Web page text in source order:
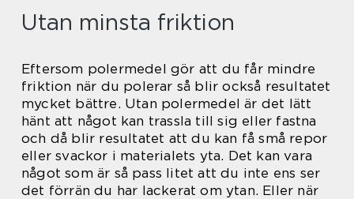
Utan minsta friktion
Eftersom polermedel gör att du får mindre
friktion när du polerar så blir också resultatet
mycket bättre. Utan polermedel är det lätt
hänt att något kan trassla till sig eller fastna
och då blir resultatet att du kan få små repor
eller svackor i materialets yta. Det kan vara
något som är så pass litet att du inte ens ser
det förrän du har lackerat om ytan. Eller när